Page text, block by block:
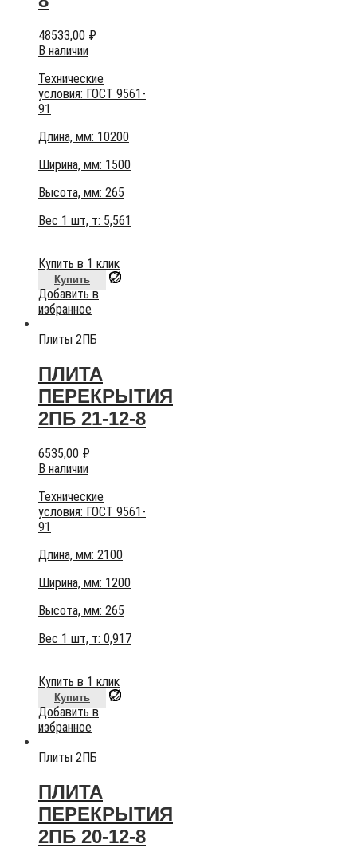
48533,00 ₽
В наличии
Технические
условия: ГОСТ 9561-
91
Длина, мм: 10200
Ширина, мм: 1500
Высота, мм: 265
Вес 1 шт, т: 5,561
Купить в 1 клик
Купить
Добавить в
избранное
Плиты 2ПБ
ПЛИТА
ПЕРЕКРЫТИЯ
2ПБ 21-12-8
6535,00 ₽
В наличии
Технические
условия: ГОСТ 9561-
91
Длина, мм: 2100
Ширина, мм: 1200
Высота, мм: 265
Вес 1 шт, т: 0,917
Купить в 1 клик
Купить
Добавить в
избранное
Плиты 2ПБ
ПЛИТА
ПЕРЕКРЫТИЯ
2ПБ 20-12-8